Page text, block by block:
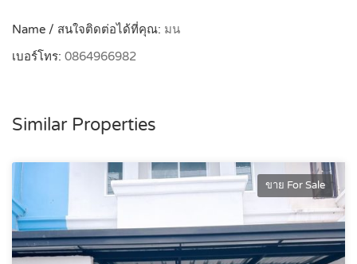
Name / สนใจติดต่อได้ที่คุณ: มน
เบอร์โทร: 0864966982
Similar Properties
ขาย For Sale